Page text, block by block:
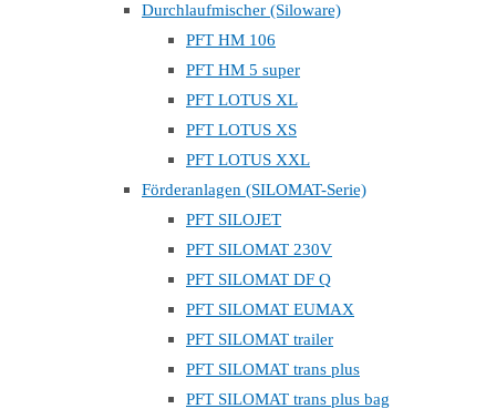
Durchlaufmischer (Siloware)
PFT HM 106
PFT HM 5 super
PFT LOTUS XL
PFT LOTUS XS
PFT LOTUS XXL
Förderanlagen (SILOMAT-Serie)
PFT SILOJET
PFT SILOMAT 230V
PFT SILOMAT DF Q
PFT SILOMAT EUMAX
PFT SILOMAT trailer
PFT SILOMAT trans plus
PFT SILOMAT trans plus bag